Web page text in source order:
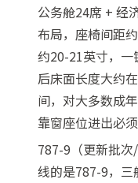
公务舱24席 + 经
布局，座椅间距
约20-21英寸，一
后床面长度大约
间，对大多数成
靠窗座位进出必须
787-9（更新批
线的是787-9，三